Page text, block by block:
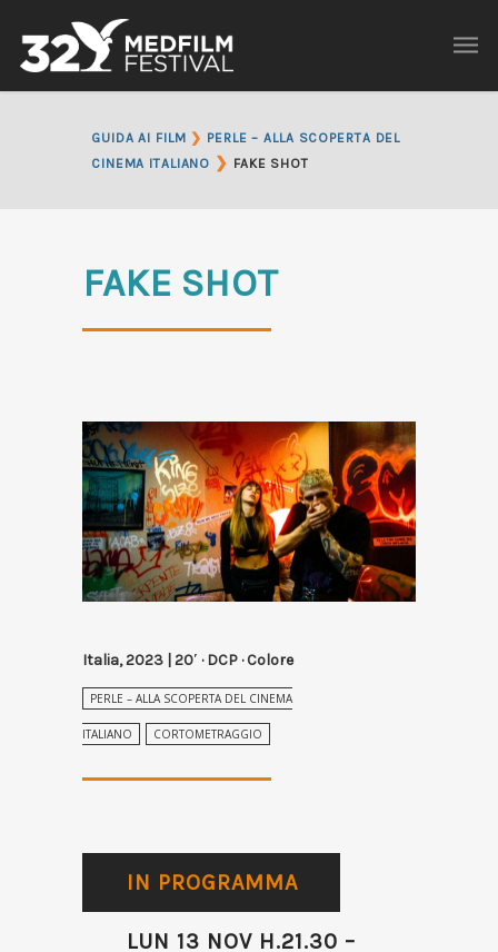
GUIDA AI FILM ❯ PERLE – ALLA SCOPERTA DEL
CINEMA ITALIANO ❯ FAKE SHOT
FAKE SHOT
Italia, 2023 | 20′ · DCP · Colore
PERLE – ALLA SCOPERTA DEL CINEMA
ITALIANO CORTOMETRAGGIO
IN PROGRAMMA
LUN 13 NOV H.21.30 –